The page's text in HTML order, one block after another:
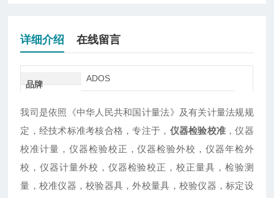
详细介绍 在线留言
品牌
ADOS
我司是依照《中华人民共和国计量法》及有关计量法规规
定，经技术标准考核合格，专注于， 仪器检验校准 ，仪器
校准计量，仪器检验校正，仪器检验外校，仪器年检外
校，仪器计量外校，仪器检验校正，校正量具，检验测
量，校准仪器，校验器具，外校量具，校验仪器，标定设